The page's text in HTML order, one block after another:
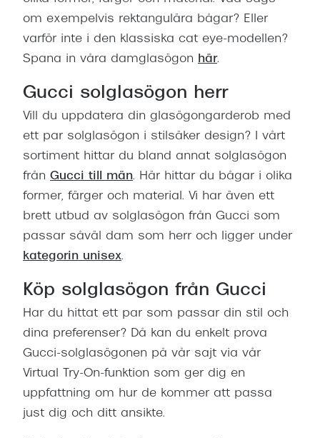
om exempelvis rektangulära bågar? Eller
varför inte i den klassiska cat eye-modellen?
Spana in våra damglasögon
här.
Gucci solglasögon herr
Vill du uppdatera din glasögongarderob med
ett par solglasögon i stilsäker design? I vårt
sortiment hittar du bland annat solglasögon
från Gucci till män. Här hittar du bågar i olika
former, färger och material. Vi har även ett
brett utbud av solglasögon från Gucci som
passar såväl dam som herr och ligger under
kategorin unisex.
Köp solglasögon från Gucci
Har du hittat ett par som passar din stil och
dina preferenser? Då kan du enkelt prova
Gucci-solglasögonen på vår sajt via vår
Virtual Try-On-funktion som ger dig en
uppfattning om hur de kommer att passa
just dig och ditt ansikte.